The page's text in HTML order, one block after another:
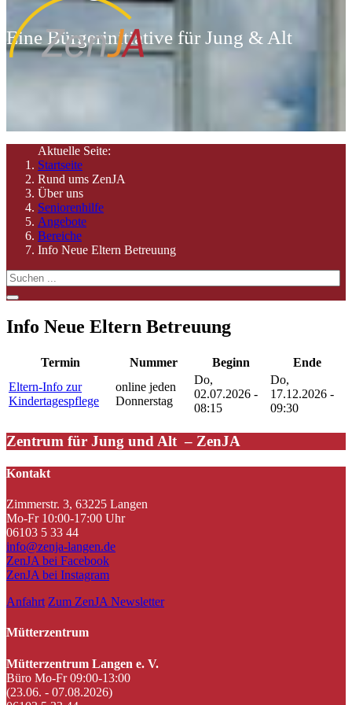
Eine Bürgerinitiative für Jung & Alt
Aktuelle Seite:
Startseite
Rund ums ZenJA
Über uns
Seniorenhilfe
Angebote
Bereiche
Info Neue Eltern Betreuung
Info Neue Eltern Betreuung
Termin Nummer Beginn
Ende
Eltern-Info zur
Kindertagespflege
online jeden
Donnerstag
Do,
02.07.2026 -
08:15
Do,
17.12.2026 -
09:30
Zentrum für Jung und Alt – ZenJA
Kontakt
Zimmerstr. 3, 63225 Langen
Mo-Fr 10:00-17:00 Uhr
06103 5 33 44
info@zenja-langen.de
ZenJA bei Facebook
ZenJA bei Instagram
Anfahrt Zum ZenJA Newsletter
Mütterzentrum
Mütterzentrum Langen e. V.
Büro Mo-Fr 09:00-13:00
(23.06. - 07.08.2026)